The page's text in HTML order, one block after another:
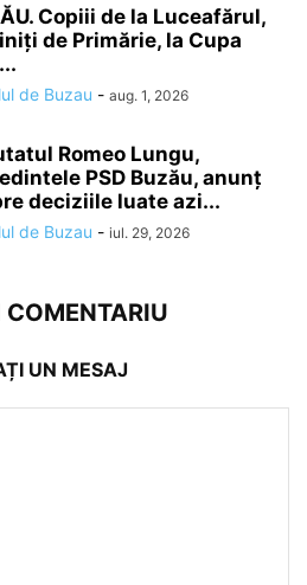
Copiii de la Luceafărul,
de Primărie, la Cupa
de Buzau - aug. 1, 2026
Romeo Lungu,
PSD Buzău, anunț
deciziile luate azi...
de Buzau - iul. 29, 2026
UN MESAJ